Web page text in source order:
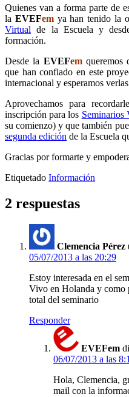
Quienes van a forma parte de
la EVEFemya han tenido la
Virtual de la Escuela y
formación.
Desde la EVEFemqueremos
que han confiado en este
internacional y esperamos
Aprovechamos para
inscripción para los Seminarios
su comienzo) y que también
segunda edición de la Escuela
Gracias por formarte y
Etiquetado Información
2 respuestas
Clemencia Pérez
05/07/2013 a las 20:29
Estoy interesada en el
Vivo en Holanda y como
total del seminario
Responder
EVEFem
06/07/2013 a las
Hola, Clemencia,
mail con la